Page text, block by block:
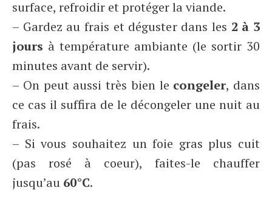
surface, refroidir et protéger la viande.
– Gardez au frais et déguster dans les 2 à 3
jours à température ambiante (le sortir 30
minutes avant de servir).
– On peut aussi très bien le congeler, dans
ce cas il suffira de le décongeler une nuit au
frais.
– Si vous souhaitez un foie gras plus cuit
(pas rosé à coeur), faites-le chauffer
jusqu’au 60°C.